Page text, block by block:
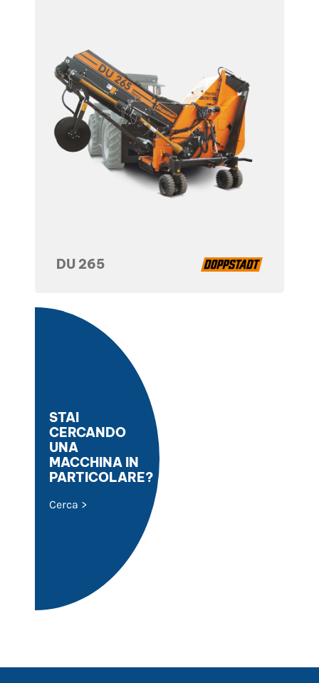
DU 265
STAI
CERCANDO
UNA
MACCHINA IN
PARTICOLARE?
Cerca >